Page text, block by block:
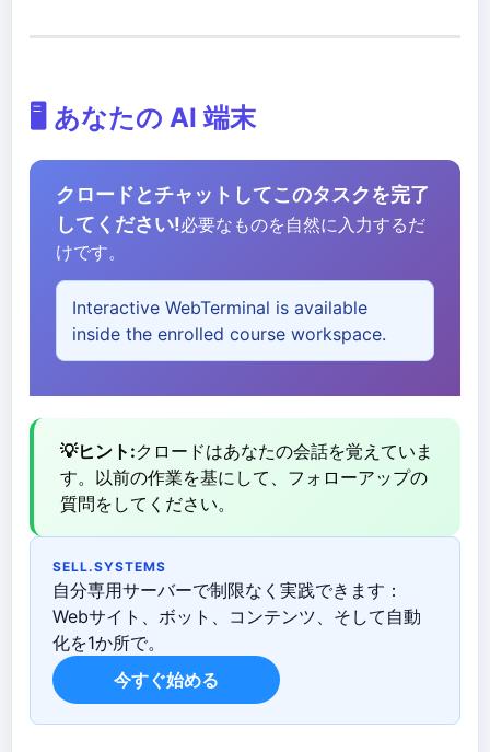
🖥️ あなたの AI 端末
クロードとチャットしてこのタスクを完了
してください!必要なものを自然に入力するだ
けです。
Interactive WebTerminal is available
inside the enrolled course workspace.
💡ヒント:クロードはあなたの会話を覚えていま
す。以前の作業を基にして、フォローアップの
質問をしてください。
SELL.SYSTEMS
自分専用サーバーで制限なく実践できます：
Webサイト、ボット、コンテンツ、そして自動
化を1か所で。
今すぐ始める